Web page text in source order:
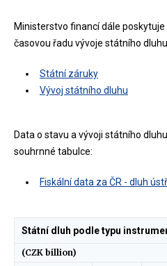
Ministerstvo financí dále
časovou řadu vývoje státního
Státní záruky
Vývoj státního dluhu
Data o stavu a vývoji státního
souhrnné tabulce:
Fiskální data za ČR - dluh
Státní dluh podle typu
(CZK billion)